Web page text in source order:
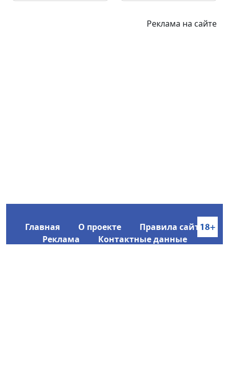
Реклама на сайте
Главная О проекте
Правила сайта
Реклама
Контактные данные